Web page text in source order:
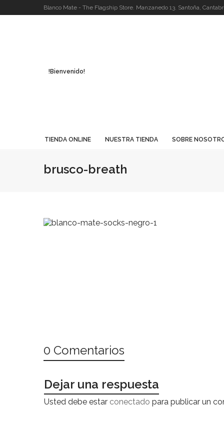
Blanco Mate - The Flagship Store. Manzanedo 13. Santoña,
!Bienvenido!
TIENDA ONLINE NUESTRA TIENDA SOBRE
brusco-breath
0 Comentarios
Dejar una respuesta
Usted debe estar conectado para publicar un